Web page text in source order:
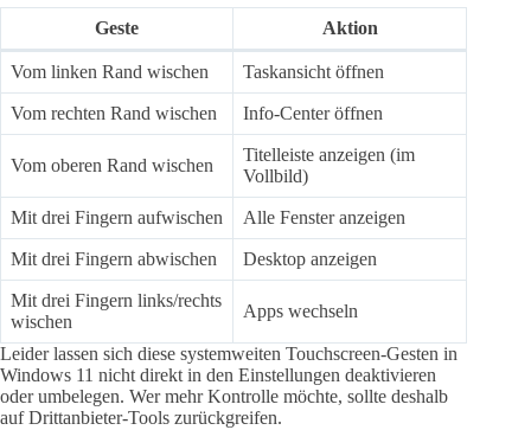
Geste Aktion
Vom linken Rand wischen Taskansicht öffnen
Vom rechten Rand wischen Info-Center öffnen
Vom oberen Rand wischen
Titelleiste anzeigen (im
Vollbild)
Mit drei Fingern aufwischen Alle Fenster anzeigen
Mit drei Fingern abwischen Desktop anzeigen
Mit drei Fingern links/rechts
wischen
Apps wechseln
Leider lassen sich diese systemweiten Touchscreen-Gesten in
Windows 11 nicht direkt in den Einstellungen deaktivieren
oder umbelegen. Wer mehr Kontrolle möchte, sollte deshalb
auf Drittanbieter-Tools zurückgreifen.